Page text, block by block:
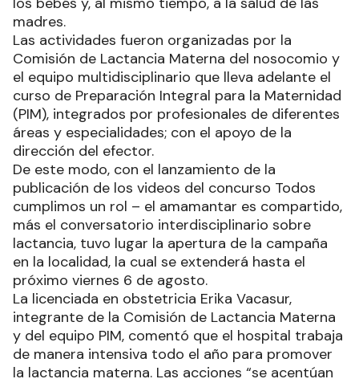
madres.
Las actividades fueron organizadas por la
Comisión de Lactancia Materna del nosocomio y
el equipo multidisciplinario que lleva adelante el
curso de Preparación Integral para la Maternidad
(PIM), integrados por profesionales de diferentes
áreas y especialidades; con el apoyo de la
dirección del efector.
De este modo, con el lanzamiento de la
publicación de los videos del concurso Todos
cumplimos un rol – el amamantar es compartido,
más el conversatorio interdisciplinario sobre
lactancia, tuvo lugar la apertura de la campaña
en la localidad, la cual se extenderá hasta el
próximo viernes 6 de agosto.
La licenciada en obstetricia Erika Vacasur,
integrante de la Comisión de Lactancia Materna
y del equipo PIM, comentó que el hospital trabaja
de manera intensiva todo el año para promover
la lactancia materna. Las acciones “se acentúan